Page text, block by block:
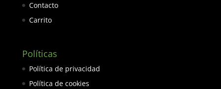
Contacto
Carrito
Políticas
Política de privacidad
Política de cookies